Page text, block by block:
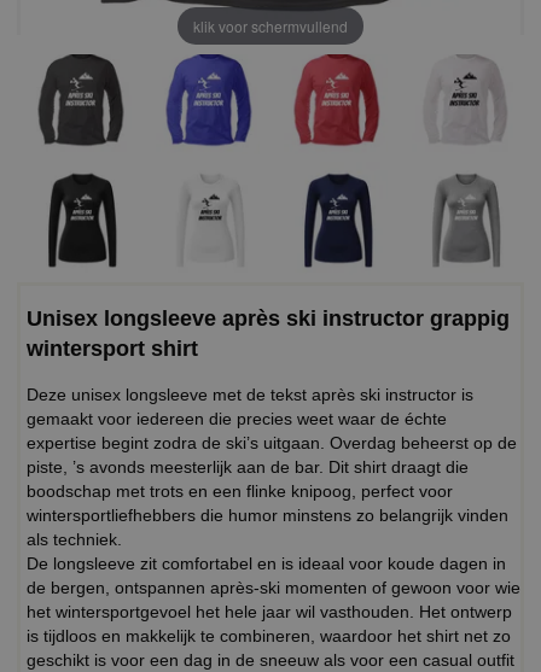
klik voor schermvullend
Unisex longsleeve après ski instructor grappig
wintersport shirt
Deze unisex longsleeve met de tekst après ski instructor is
gemaakt voor iedereen die precies weet waar de échte
expertise begint zodra de ski’s uitgaan. Overdag beheerst op de
piste, ’s avonds meesterlijk aan de bar. Dit shirt draagt die
boodschap met trots en een flinke knipoog, perfect voor
wintersportliefhebbers die humor minstens zo belangrijk vinden
als techniek.
De longsleeve zit comfortabel en is ideaal voor koude dagen in
de bergen, ontspannen après-ski momenten of gewoon voor wie
het wintersportgevoel het hele jaar wil vasthouden. Het ontwerp
is tijdloos en makkelijk te combineren, waardoor het shirt net zo
geschikt is voor een dag in de sneeuw als voor een casual outfit